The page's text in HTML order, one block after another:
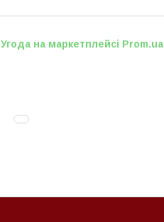
Угода на маркетплейсі Prom.ua